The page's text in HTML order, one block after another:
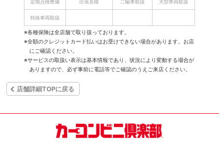
定期点検整備 出張見積 二輪車取扱 大型車両取扱
特殊車両取扱
※各種保険は全店舗で取り扱っております。
※全額のクレジットカード払いはお受けできない場合があります。お店
にご確認ください。
※サービスの取扱い表示は基本情報であり、状況により変動する場合が
ありますので、必ず事前に電話等でご確認のうえご来店ください。
店舗詳細TOPに戻る